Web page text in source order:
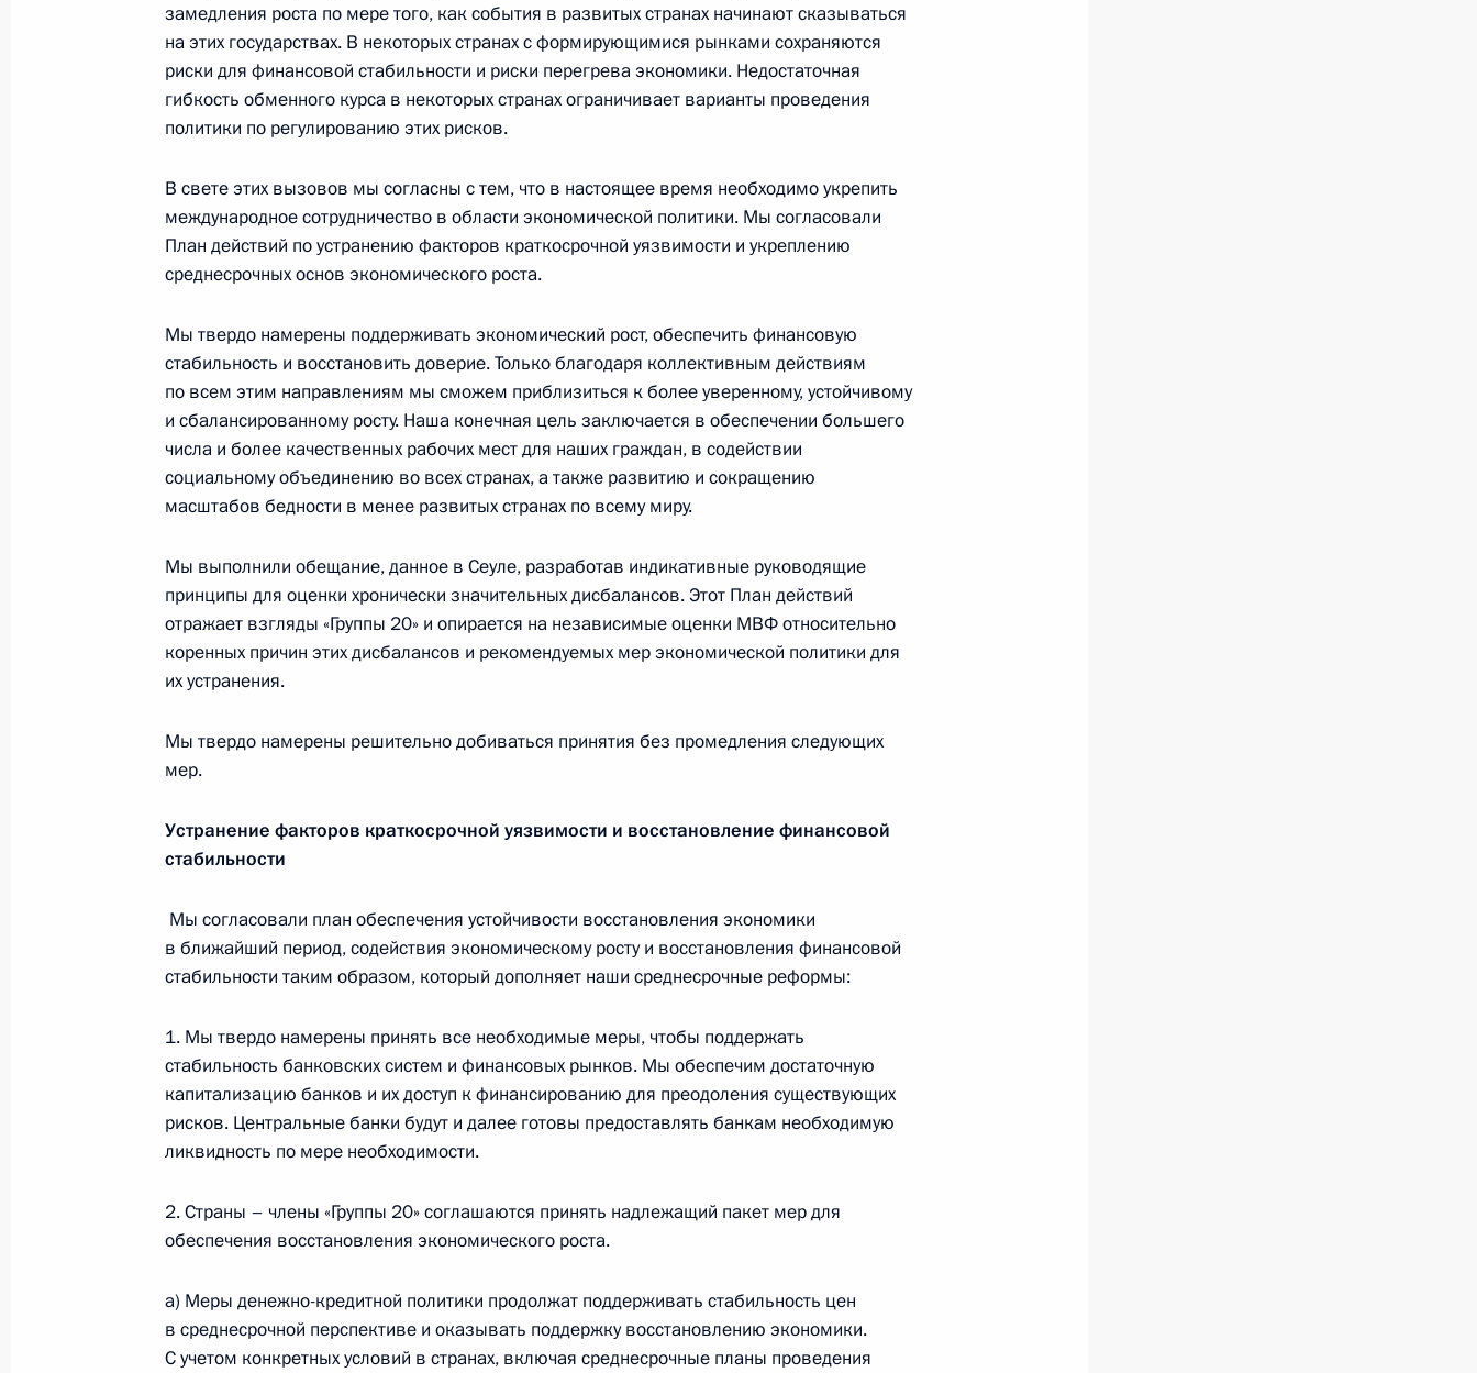
Президент России
Телефонный разговор
с Президентом ОАЭ Мухаммедом Бен
Заидом Аль Нахайяном
Телефонный разговор с командиром
76-й гвардейской десантно-
штурмовой дивизии ВДВ гвардии
полковником Абдулазизом
Шихабидовым
Обращение к участникам VIII
Российско-Киргизского
экономического форума и XII
межрегиональной конференции
Встреча с председателем Союза
театральных деятелей России
Администрация Президента России
Руслан Эдельгериев посетил
Азербайджан
посетила Свердловскую
область
замедления роста по мере того, как события в развитых странах начинают сказываться
на этих государствах. В некоторых странах с формирующимися рынками сохраняются
риски для финансовой стабильности и риски перегрева экономики. Недостаточная
гибкость обменного курса в некоторых странах ограничивает варианты проведения
политики по регулированию этих рисков.
В свете этих вызовов мы согласны с тем, что в настоящее время необходимо укрепить
международное сотрудничество в области экономической политики. Мы согласовали
План действий по устранению факторов краткосрочной уязвимости и укреплению
среднесрочных основ экономического роста.
Мы твердо намерены поддерживать экономический рост, обеспечить финансовую
стабильность и восстановить доверие. Только благодаря коллективным действиям
по всем этим направлениям мы сможем приблизиться к более уверенному, устойчивому
и сбалансированному росту. Наша конечная цель заключается в обеспечении большего
числа и более качественных рабочих мест для наших граждан, в содействии
социальному объединению во всех странах, а также развитию и сокращению
масштабов бедности в менее развитых странах по всему миру.
Мы выполнили обещание, данное в Сеуле, разработав индикативные руководящие
принципы для оценки хронически значительных дисбалансов. Этот План действий
отражает взгляды «Группы 20» и опирается на независимые оценки МВФ относительно
коренных причин этих дисбалансов и рекомендуемых мер экономической политики для
их устранения.
Мы твердо намерены решительно добиваться принятия без промедления следующих
мер.
Устранение факторов краткосрочной уязвимости и восстановление финансовой
стабильности
Мы согласовали план обеспечения устойчивости восстановления экономики
в ближайший период, содействия экономическому росту и восстановления финансовой
стабильности таким образом, который дополняет наши среднесрочные реформы:
1. Мы твердо намерены принять все необходимые меры, чтобы поддержать
стабильность банковских систем и финансовых рынков. Мы обеспечим достаточную
капитализацию банков и их доступ к финансированию для преодоления существующих
рисков. Центральные банки будут и далее готовы предоставлять банкам необходимую
ликвидность по мере необходимости.
2. Страны – члены «Группы 20» соглашаются принять надлежащий пакет мер для
обеспечения восстановления экономического роста.
a) Меры денежно-кредитной политики продолжат поддерживать стабильность цен
в среднесрочной перспективе и оказывать поддержку восстановлению экономики.
С учетом конкретных условий в странах, включая среднесрочные планы проведения